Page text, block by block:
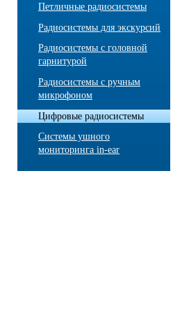
Петличные радиосистемы
Радиосистемы для экскурсий
Радиосистемы с головной
гарнитурой
Радиосистемы с ручным
микрофоном
Цифровые радиосистемы
Системы ушного
мониторинга in-ear